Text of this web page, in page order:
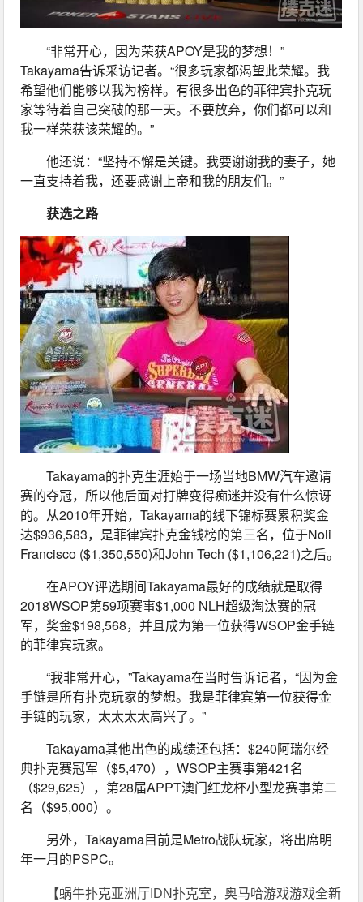
“非常开心，因为荣获APOY是我的梦想！”
Takayama告诉采访记者。“很多玩家都渴望此荣耀。我
希望他们能够以我为榜样。有很多出色的菲律宾扑克玩
家等待着自己突破的那一天。不要放弃，你们都可以和
我一样荣获该荣耀的。”
他还说：“坚持不懈是关键。我要谢谢我的妻子，她
一直支持着我，还要感谢上帝和我的朋友们。”
获选之路
Takayama的扑克生涯始于一场当地BMW汽车邀请
赛的夺冠，所以他后面对打牌变得痴迷并没有什么惊讶
的。从2010年开始，Takayama的线下锦标赛累积奖金
达$936,583，是菲律宾扑克金钱榜的第三名，位于Noli
Francisco ($1,350,550)和John Tech ($1,106,221)之后。
在APOY评选期间Takayama最好的成绩就是取得
2018WSOP第59项赛事$1,000 NLH超级淘汰赛的冠
军，奖金$198,568，并且成为第一位获得WSOP金手链
的菲律宾玩家。
“我非常开心，”Takayama在当时告诉记者，“因为金
手链是所有扑克玩家的梦想。我是菲律宾第一位获得金
手链的玩家，太太太太高兴了。”
Takayama其他出色的成绩还包括：$240阿瑞尔经
典扑克赛冠军（$5,470），WSOP主赛事第421名
（$29,625），第28届APPT澳门红龙杯小型龙赛事第二
名（$95,000）。
另外，Takayama目前是Metro战队玩家，将出席明
年一月的PSPC。
【蜗牛扑克亚洲厅IDN扑克室，奥马哈游戏游戏全新